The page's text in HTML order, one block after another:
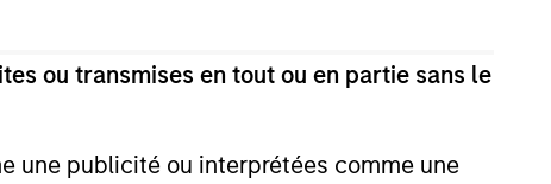
ou transmises en tout ou en partie sans le
une publicité ou interprétées comme une